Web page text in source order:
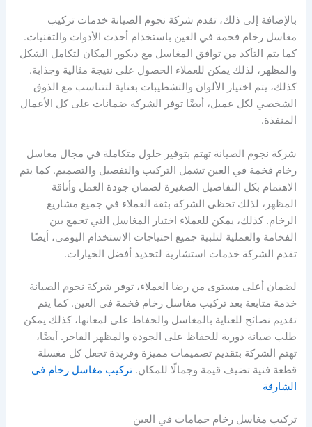
بالإضافة إلى ذلك، تقدم شركة نجوم الصيانة خدمات تركيب
مغاسل رخام فخمة في العين باستخدام أحدث الأدوات والتقنيات.
كما يتم التأكد من توافق المغاسل مع ديكور المكان لتكامل الشكل
والمظهر، لذلك يمكن للعملاء الحصول على نتيجة مثالية وجذابة.
كذلك، يتم اختيار الألوان والتشطيبات بعناية لتتناسب مع الذوق
الشخصي لكل عميل، أيضًا توفر الشركة ضمانات على كل الأعمال
المنفذة.
شركة نجوم الصيانة تهتم بتوفير حلول متكاملة في مجال مغاسل
رخام فخمة في العين تشمل التركيب والتفصيل والتصميم. كما يتم
الاهتمام بكل التفاصيل الصغيرة لضمان جودة العمل وأناقة
المظهر، لذلك تحظى الشركة بثقة العملاء في جميع مشاريع
الرخام. كذلك، يمكن للعملاء اختيار المغاسل التي تجمع بين
الفخامة والعملية لتلبية جميع احتياجات الاستخدام اليومي، أيضًا
تقدم الشركة خدمات استشارية لتحديد أفضل الخيارات.
لضمان أعلى مستوى من رضا العملاء، توفر شركة نجوم الصيانة
خدمة متابعة بعد تركيب مغاسل رخام فخمة في العين. كما يتم
تقديم نصائح للعناية بالمغاسل والحفاظ على لمعانها، كذلك يمكن
طلب صيانة دورية للحفاظ على الجودة والمظهر الفاخر. أيضًا،
تهتم الشركة بتقديم تصميمات مميزة وفريدة تجعل كل مغسلة
قطعة فنية تضيف قيمة وجمالًا للمكان.تركيب مغاسل رخام في
الشارقة
تركيب مغاسل رخام حمامات في العين